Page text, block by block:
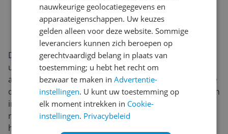
De Amazfit Active Edge heeft een sportieve, stevige
uitstraling in zwart en is duidelijk ontworpen voor
actief gebruik. Dankzij de 10ATM-waterdichtheid kun je
dit horloge zonder zorgen dragen tijdens zwemmen en
intensieve trainingen. Het model combineert een
robuuste look met een praktische pasvorm, waardoor
het geschikt is voor dagelijks gebruik én
nauwkeurige geolocatiegegevens en
apparaateigenschappen. Uw keuzes
gelden alleen voor deze website. Sommige
leveranciers kunnen zich beroepen op
gerechtvaardigd belang in plaats van
toestemming; u hebt het recht om
bezwaar te maken inAdvertentie-
instellingen. U kunt uw toestemming op
elk moment intrekken in Cookie-
instellingen. Privacybeleid